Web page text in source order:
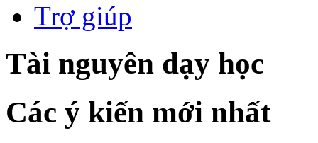
Trợ giúp
Tài nguyên dạy học
Các ý kiến mới nhất